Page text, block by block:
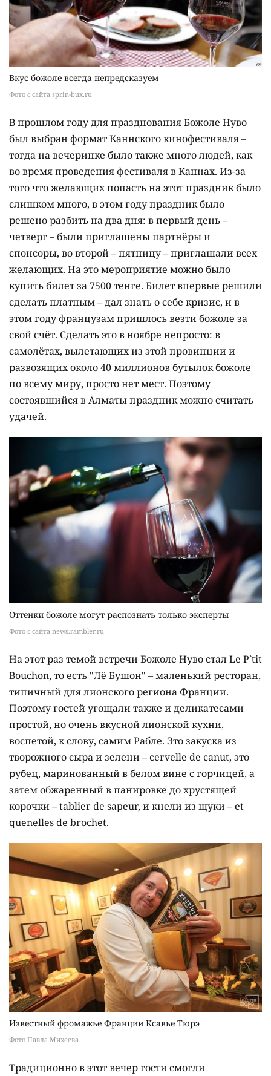
Фото с сайта sprin-bux.ru
Вкус божоле всегда непредсказуем
В прошлом году для празднования Божоле Нуво
был выбран формат Каннского кинофестиваля –
тогда на вечеринке было также много людей, как
во время проведения фестиваля в Каннах. Из-за
того что желающих попасть на этот праздник было
слишком много, в этом году праздник было
решено разбить на два дня: в первый день –
четверг – были приглашены партнёры и
спонсоры, во второй – пятницу – приглашали всех
желающих. На это мероприятие можно было
купить билет за 7500 тенге. Билет впервые решили
сделать платным – дал знать о себе кризис, и в
этом году французам пришлось везти божоле за
свой счёт. Сделать это в ноябре непросто: в
самолётах, вылетающих из этой провинции и
развозящих около 40 миллионов бутылок божоле
по всему миру, просто нет мест. Поэтому
состоявшийся в Алматы праздник можно считать
удачей.
Фото с сайта news.rambler.ru
Оттенки божоле могут распознать только эксперты
На этот раз темой встречи Божоле Нуво стал Le P`tit
Bouchon, то есть "Лё Бушон" – маленький ресторан,
типичный для лионского региона Франции.
Поэтому гостей угощали также и деликатесами
простой, но очень вкусной лионской кухни,
воспетой, к слову, самим Рабле. Это закуска из
творожного сыра и зелени – cervelle de canut, это
рубец, маринованный в белом вине с горчицей, а
затем обжаренный в панировке до хрустящей
корочки – tablier de sapeur, и кнели из щуки – et
quenelles de brochet.
Фото Павла Михеева
Известный фромажье Франции Ксавье Тюрэ
Традиционно в этот вечер гости смогли